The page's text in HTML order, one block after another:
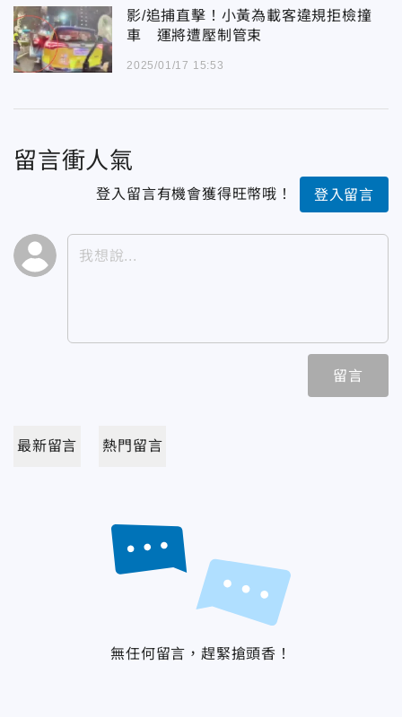
影/追捕直擊！小黃為載客違規拒檢撞
車 運將遭壓制管束
2025/01/17 15:53
留言衝人氣
登入留言有機會獲得旺幣哦！ 登入留言
留言
最新留言 熱門留言
無任何留言，趕緊搶頭香！